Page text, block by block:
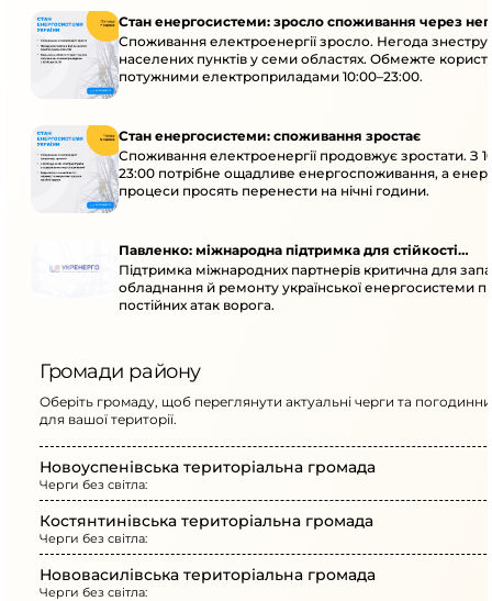
Стан енергосистеми: зросло споживання через
Споживання електроенергії зросло. Негода
населених пунктів у семи областях. Обмежте
потужними електроприладами 10:00–23:00.
Стан енергосистеми: споживання зростає
Споживання електроенергії продовжує зростати. З
23:00 потрібне ощадливе енергоспоживання, а
процеси просять перенести на нічні години.
Павленко: міжнародна підтримка для стійкості
енергосистеми
Підтримка міжнародних партнерів критична для
обладнання й ремонту української енергосистеми
постійних атак ворога.
Громади району
Оберіть громаду, щоб переглянути актуальні черги та
для вашої території.
Новоуспенівська територіальна громада
Черги без світла:
Костянтинівська територіальна громада
Черги без світла:
Нововасилівська територіальна громада
Черги без світла: